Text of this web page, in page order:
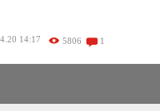
14:17 5806 1